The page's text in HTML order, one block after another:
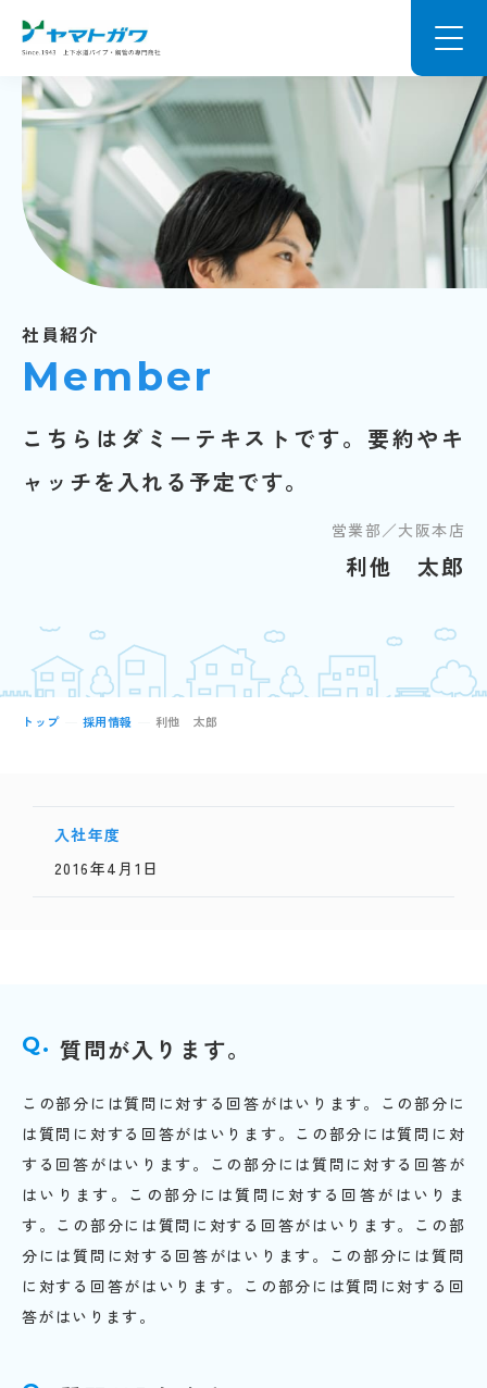
社員紹介
Member
こちらはダミーテキストです。要約やキ
ャッチを入れる予定です。
営業部／大阪本店
利他 太郎
トップ 採用情報 利他 太郎
入社年度
2016年4月1日
質問が入ります。
この部分には質問に対する回答がはいります。この部分に
は質問に対する回答がはいります。この部分には質問に対
する回答がはいります。この部分には質問に対する回答が
はいります。この部分には質問に対する回答がはいりま
す。この部分には質問に対する回答がはいります。この部
分には質問に対する回答がはいります。この部分には質問
に対する回答がはいります。この部分には質問に対する回
答がはいります。